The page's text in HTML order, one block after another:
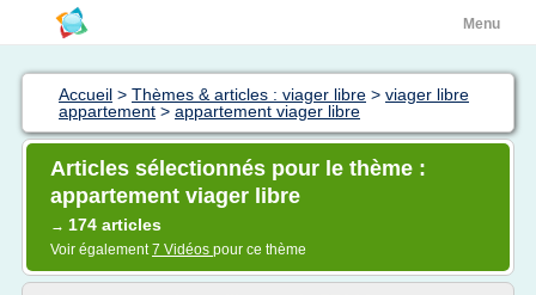
Menu
Accueil > Thèmes & articles : viager libre > viager libre
appartement > appartement viager libre
Articles sélectionnés pour le thème :
appartement viager libre
→ 174 articles
Voir également7 Vidéos pour ce thème